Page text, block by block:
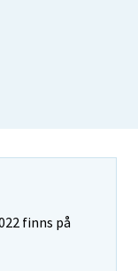
finns på